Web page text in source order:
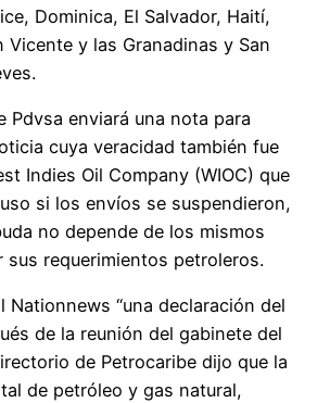
Dominica, El Salvador, Haití,
Vicente y las Granadinas y San
Pdvsa enviará una nota para
cuya veracidad también fue
Indies Oil Company (WIOC) que
si los envíos se suspendieron,
no depende de los mismos
sus requerimientos petroleros.
Nationnews “una declaración del
de la reunión del gabinete del
de Petrocaribe dijo que la
de petróleo y gas natural,